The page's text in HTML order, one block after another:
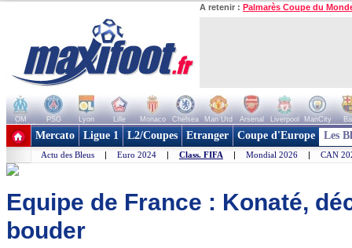
A retenir : Palmarès Coupe du
OM PSG Lyon Lille Monaco Chelsea Man Utd Arsenal Liverpool ManCity
+ de clubs
Mercato Ligue 1 L2/Coupes Etranger Coupe d'Europe Les
Actu des Bleus | Euro 2024 | Class. FIFA | Mondial 2026 | CAN
Equipe de France : Konaté,
bouder